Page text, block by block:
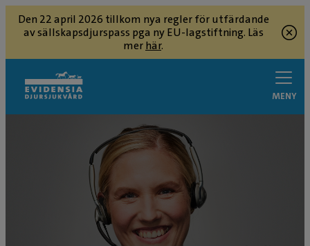
Den 22 april 2026 tillkom nya regler för utfärdande
av sällskapsdjurspass pga ny EU-lagstiftning. Läs
merhär.
MENY